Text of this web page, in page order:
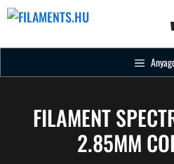
FILAMENT
2.85MM